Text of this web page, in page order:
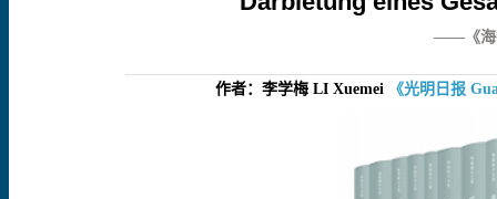
——《海
作者：李学梅LIXuemei 《光明日报